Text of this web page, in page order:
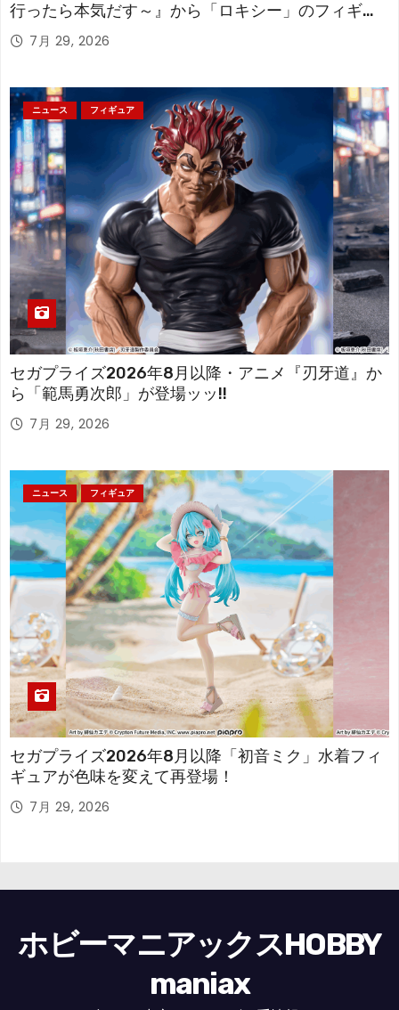
行ったら本気だす～』から「ロキシー」のフィギュ
アが登場！
7月 29, 2026
ニュース フィギュア
セガプライズ2026年8月以降・アニメ『刃牙道』か
ら「範馬勇次郎」が登場ッッ!!
7月 29, 2026
ニュース フィギュア
セガプライズ2026年8月以降「初音ミク」水着フィ
ギュアが色味を変えて再登場！
7月 29, 2026
ホビーマニアックスHOBBY
maniax